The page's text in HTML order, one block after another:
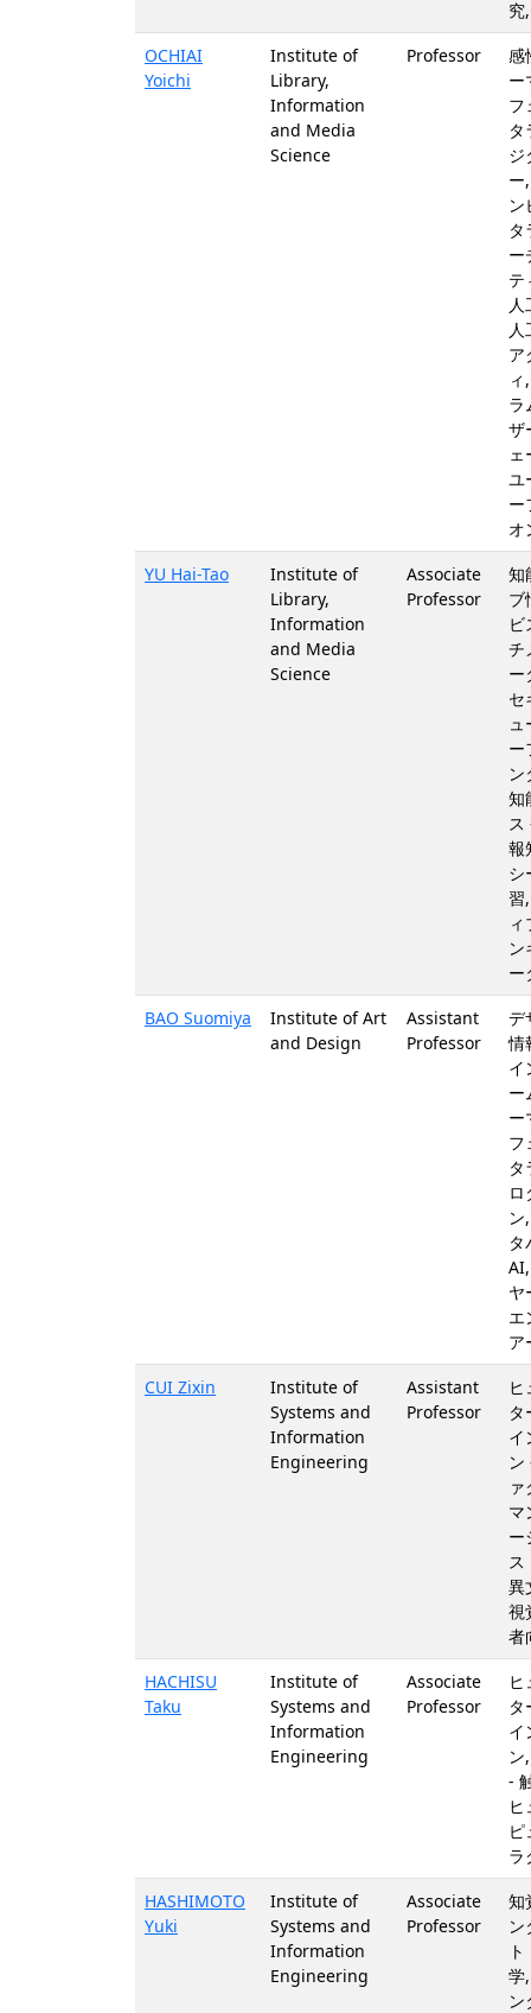
究
OCHIAI
Yoichi
Institute of
Library,
Information
and Media
Science
Professor
感
ー
フ
タ
ジ
ー
ン
タ
ー
テ
人
人
ア
ラ
ザ
ェ
ユ
ー
オ
YU Hai-Tao
Institute of
Library,
Information
and Media
Science
Associate
Professor
知
ブ
ビ
チ
ー
セ
ュ
ー
ン
知
ス
報
シ
習
ン
ー
BAO Suomiya
Institute of Art
and Design
Assistant
Professor
デ
情
イ
ー
ー
フ
タ
ロ
ン
タ
ヤ
エ
ア
CUI Zixin
Institute of
Systems and
Information
Engineering
Assistant
Professor
ヒ
タ
イ
ン
マ
ー
ス
異
視
者
HACHISU
Taku
Institute of
Systems and
Information
Engineering
Associate
Professor
ヒ
タ
イ
ン
-
ヒ
ピ
ラ
HASHIMOTO
Yuki
Institute of
Systems and
Information
Engineering
Associate
Professor
知
ン
学
ン